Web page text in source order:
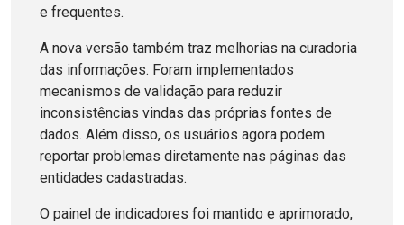
e frequentes.
A nova versão também traz melhorias na curadoria
das informações. Foram implementados
mecanismos de validação para reduzir
inconsistências vindas das próprias fontes de
dados. Além disso, os usuários agora podem
reportar problemas diretamente nas páginas das
entidades cadastradas.
O painel de indicadores foi mantido e aprimorado,